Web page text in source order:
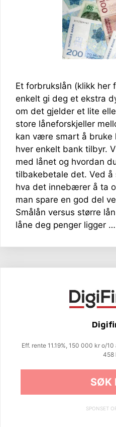
Et forbrukslån (klikk her
enkelt gi deg et ekstra
om det gjelder et lite
store låneforskjeller
kan være smart å bruke
hver enkelt bank tilbyr.
med lånet og hvordan
tilbakebetale det. Ved å
hva det innebærer å ta
man spare en god del
Smålån versus større
låne deg penger ligger …
Eff. rente 11.19%, 150 000 kr o/
458
SØK
SPONSET